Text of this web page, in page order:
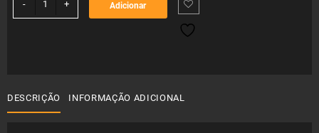
originalatual
- + Adicionar
DESCRIÇÃO INFORMAÇÃO ADICIONAL